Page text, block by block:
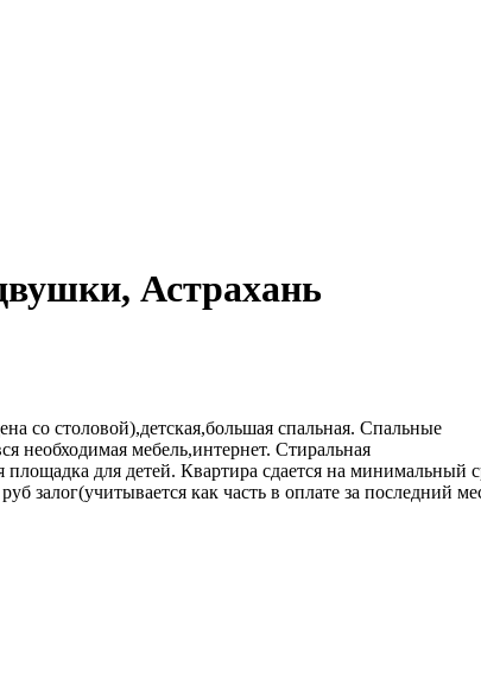
Астрахань
со столовой),детская,большая спальная. Спальные
необходимая мебель,интернет. Стиральная
для детей. Квартира сдается на минимальный
залог(учитывается как часть в оплате за последний